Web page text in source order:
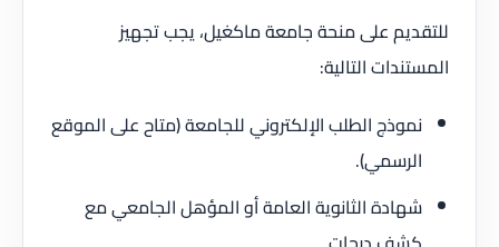
للتقديم على منحة جامعة ماكغيل، يجب تجهيز
المستندات التالية:
نموذج الطلب الإلكتروني للجامعة (متاح على الموقع
الرسمي).
شهادة الثانوية العامة أو المؤهل الجامعي مع